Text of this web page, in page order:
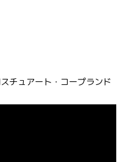
チュアート・コープランド